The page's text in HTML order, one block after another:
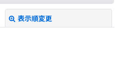
表示順変更